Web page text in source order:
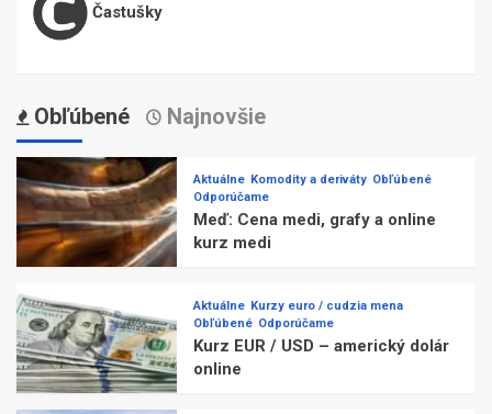
Častušky
Obľúbené Najnovšie
Aktuálne Komodity a deriváty Obľúbené
Odporúčame
Meď: Cena medi, grafy a online
kurz medi
Aktuálne Kurzy euro / cudzia mena
Obľúbené Odporúčame
Kurz EUR / USD – americký dolár
online